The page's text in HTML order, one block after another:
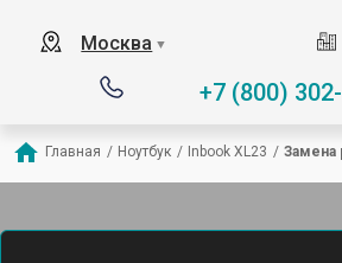
Москва ▼
+7 (800)
Главная / Ноутбук / Inbook XL23 / Замена